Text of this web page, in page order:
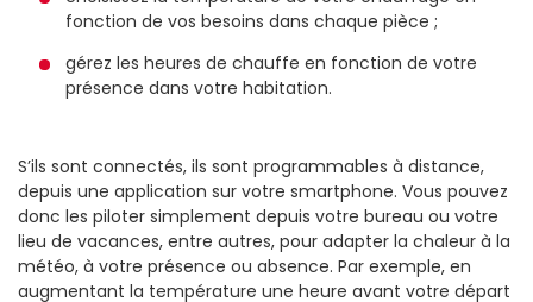
fonction de vos besoins dans chaque pièce ;
gérez les heures de chauffe en fonction de votre
présence dans votre habitation.
S’ils sont connectés, ils sont programmables à distance,
depuis une application sur votre smartphone. Vous pouvez
donc les piloter simplement depuis votre bureau ou votre
lieu de vacances, entre autres, pour adapter la chaleur à la
météo, à votre présence ou absence. Par exemple, en
augmentant la température une heure avant votre départ